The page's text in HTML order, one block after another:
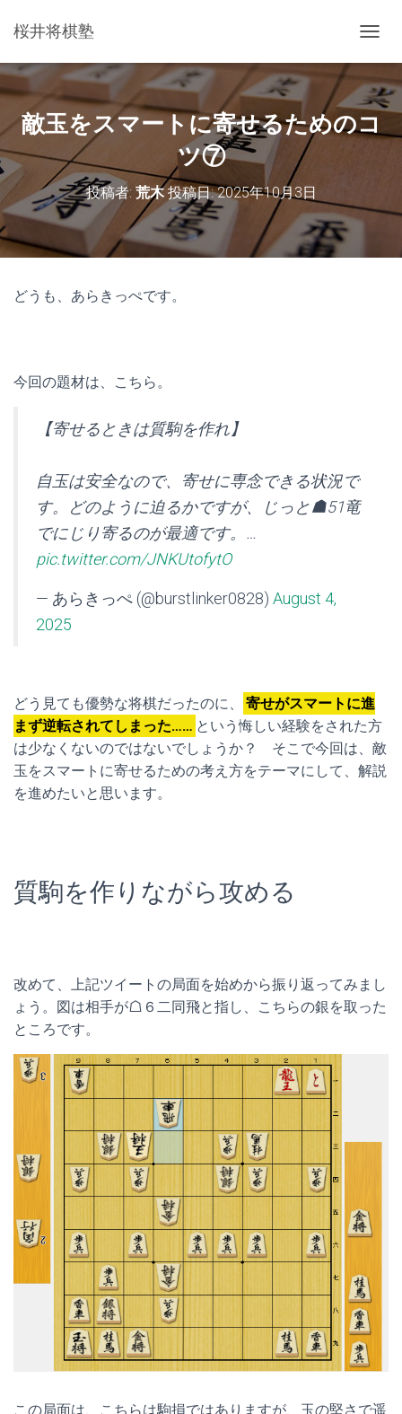
桜井将棋塾
ビ
ー
シ
ョ
替
敵玉をスマートに寄せるためのコ
ツ⑦
投稿者: 荒木投稿日:2025年10月3日
どうも、あらきっぺです。
今回の題材は、こちら。
【寄せるときは質駒を作れ】
自玉は安全なので、寄せに専念できる状況で
す。どのように迫るかですが、じっと☗51竜
でにじり寄るのが最適です。…
pic.twitter.com/JNKUtofytO
— あらきっぺ (@burstlinker0828) August 4,
2025
どう見ても優勢な将棋だったのに、
寄せがスマートに進
まず逆転されてしまった…… という悔しい経験をされた方
は少なくないのではないでしょうか？ そこで今回は、敵
玉をスマートに寄せるための考え方をテーマにして、解説
を進めたいと思います。
質駒を作りながら攻める
改めて、上記ツイートの局面を始めから振り返ってみまし
ょう。図は相手が☖６二同飛と指し、こちらの銀を取った
ところです。
この局面は、こちらは駒損ではありますが、玉の堅さで遥